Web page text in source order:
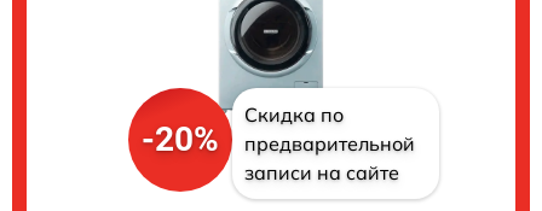
-20%
Скидка по
предварительной
записи на сайте